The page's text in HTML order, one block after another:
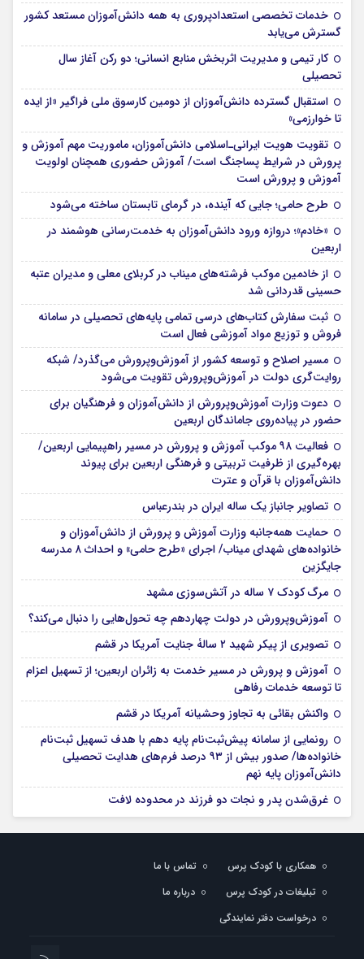
خدمات تخصصی استعدادپروری به همه دانش‌آموزان مستعد کشور
گسترش می‌یابد
کار تیمی و مدیریت اثربخش منابع انسانی؛ دو رکن آغاز سال
تحصیلی
استقبال گسترده دانش‌آموزان از دومین کارسوق ملی فراگیر «از ایده
تا خوارزمی»
تقویت هویت ایرانی‌ـ‌اسلامی دانش‌آموزان، ماموریت مهم آموزش و
پرورش در شرایط پساجنگ است/ آموزش حضوری همچنان اولویت
آموزش و پرورش است
طرح حامی؛ جایی که آینده، در گرمای تابستان ساخته می‌شود
«خادم»؛ دروازه ورود دانش‌آموزان به خدمت‌رسانی هوشمند در
اربعین
از خادمین موکب فرشته‌های میناب در کربلای معلی و مدیران عتبه
حسینی قدردانی شد
ثبت سفارش کتاب‌های درسی تمامی پایه‌های تحصیلی در سامانه
فروش و توزیع مواد آموزشی فعال است
مسیر اصلاح و توسعه کشور از آموزش‌وپرورش می‌گذرد/ شبکه
روایت‌‌گری دولت در آموزش‌وپرورش تقویت می‌شود
دعوت وزارت آموزش‌وپرورش از دانش‌آموزان و فرهنگیان برای
حضور در پیاده‌روی جاماندگان اربعین
فعالیت ۹۸ موکب آموزش و پرورش در مسیر راهپیمایی اربعین/
بهره‌گیری از ظرفیت تربیتی و فرهنگی اربعین برای پیوند
دانش‌آموزان با قرآن و عترت
تصاویر جانباز یک ساله ایران در بندرعباس
حمایت همه‌جانبه وزارت آموزش و پرورش از دانش‌آموزان و
خانواده‌های شهدای میناب/ اجرای «طرح حامی» و احداث ۸ مدرسه
جایگزین
مرگ کودک ۷ ساله در آتش‌سوزی مشهد
آموزش‌وپرورش در دولت چهاردهم چه تحول‌هایی را دنبال می‌کند؟
تصویری از پیکر شهید ۲ سالۀ جنایت آمریکا در قشم
آموزش و پرورش در مسیر خدمت به زائران اربعین؛ از تسهیل اعزام
تا توسعه خدمات رفاهی
واکنش بقائی به تجاوز وحشیانه آمریکا در قشم
رونمایی از سامانه پیش‌ثبت‌نام پایه دهم با هدف تسهیل ثبت‌نام
خانواده‌ها/ صدور بیش از ۹۳ درصد فرم‌های هدایت تحصیلی
دانش‌آموزان پایه نهم
غرق‌شدن پدر و نجات دو فرزند در محدوده لافت
همکاری با کودک پرس
تماس با ما
تبلیغات در کودک پرس
درباره ما
درخواست دفتر نمایندگی